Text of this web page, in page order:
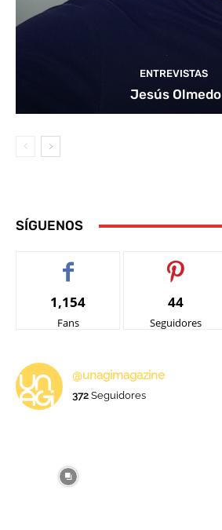
ENTREVISTAS
Jesús Olmedo
SÍGUENOS
1,154
Fans
44
Seguidores
@unagimagazine
372 Seguidores